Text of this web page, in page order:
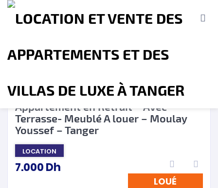
Accueil A propos
Terrains Contact
❮ ❯
Appartement en Retrait – Avec
Terrasse- Meublé A louer – Moulay
Youssef – Tanger
LOCATION
7.000Dh
LOUÉ